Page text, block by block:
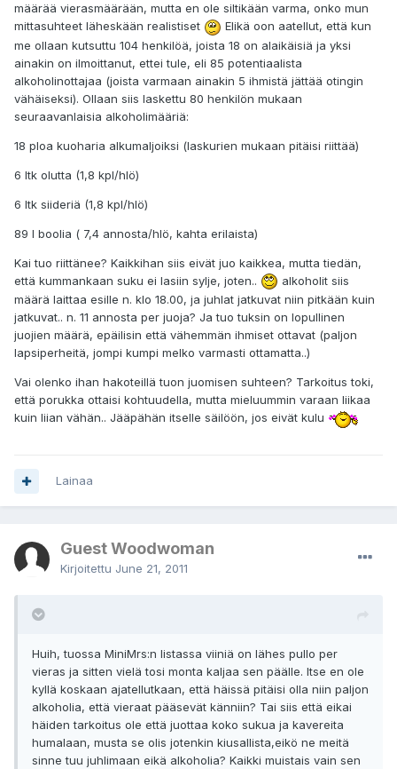
määrää vierasmäärään, mutta en ole siltikään varma, onko mun
mittasuhteet läheskään realistiset
Elikä oon aatellut, että kun
me ollaan kutsuttu 104 henkilöä, joista 18 on alaikäisiä ja yksi
ainakin on ilmoittanut, ettei tule, eli 85 potentiaalista
alkoholinottajaa (joista varmaan ainakin 5 ihmistä jättää otingin
vähäiseksi). Ollaan siis laskettu 80 henkilön mukaan
seuraavanlaisia alkoholimääriä:
18 ploa kuoharia alkumaljoiksi (laskurien mukaan pitäisi riittää)
6 ltk olutta (1,8 kpl/hlö)
6 ltk siideriä (1,8 kpl/hlö)
89 l boolia ( 7,4 annosta/hlö, kahta erilaista)
Kai tuo riittänee? Kaikkihan siis eivät juo kaikkea, mutta tiedän,
että kummankaan suku ei lasiin sylje, joten..
alkoholit siis
määrä laittaa esille n. klo 18.00, ja juhlat jatkuvat niin pitkään kuin
jatkuvat.. n. 11 annosta per juoja? Ja tuo tuksin on lopullinen
juojien määrä, epäilisin että vähemmän ihmiset ottavat (paljon
lapsiperheitä, jompi kumpi melko varmasti ottamatta..)
Vai olenko ihan hakoteillä tuon juomisen suhteen? Tarkoitus toki,
että porukka ottaisi kohtuudella, mutta mieluummin varaan liikaa
kuin liian vähän.. Jääpähän itselle säilöön, jos eivät kulu
Lainaa
Guest Woodwoman
Kirjoitettu June 21, 2011
Huih, tuossa MiniMrs:n listassa viiniä on lähes pullo per
vieras ja sitten vielä tosi monta kaljaa sen päälle. Itse en ole
kyllä koskaan ajatellutkaan, että häissä pitäisi olla niin paljon
alkoholia, että vieraat pääsevät känniin? Tai siis että eikai
häiden tarkoitus ole että juottaa koko sukua ja kavereita
humalaan, musta se olis jotenkin kiusallista,eikö ne meitä
sinne tuu juhlimaan eikä alkoholia? Kaikki muistais vain sen